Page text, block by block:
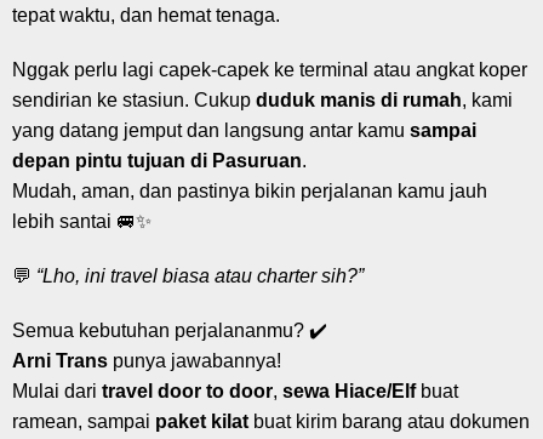
tepat waktu, dan hemat tenaga.
Nggak perlu lagi capek-capek ke terminal atau angkat koper
sendirian ke stasiun. Cukup duduk manis di rumah, kami
yang datang jemput dan langsung antar kamu sampai
depan pintu tujuan di Pasuruan.
Mudah, aman, dan pastinya bikin perjalanan kamu jauh
lebih santai 🚐✨
💬 “Lho, ini travel biasa atau charter sih?”
Semua kebutuhan perjalananmu? ✔️
Arni Trans punya jawabannya!
Mulai dari travel door to door, sewa Hiace/Elfbuat
ramean, sampai paket kilat buat kirim barang atau dokumen